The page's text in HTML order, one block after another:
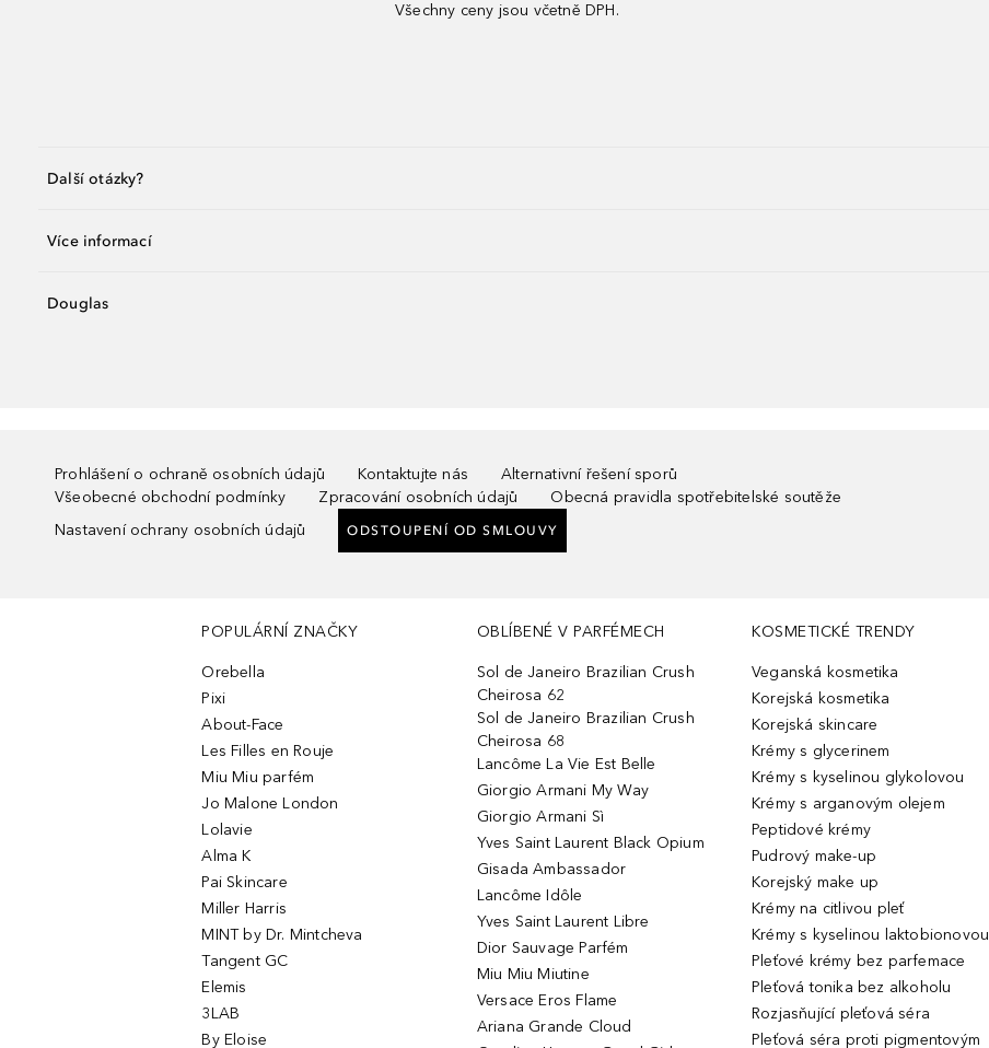
Všechny ceny jsou včetně DPH.
Další otázky?
Více informací
Douglas
Prohlášení o ochraně osobních údajů Kontaktujte nás
Alternativní řešení sporů
Všeobecné obchodní podmínky
Zpracování osobních údajů
Obecná pravidla spotřebitelské soutěže
Nastavení ochrany osobních údajů
ODSTOUPENÍ OD SMLOUVY
POPULÁRNÍ ZNAČKY
Orebella
Pixi
About-Face
Les Filles en Rouje
Miu Miu parfém
Jo Malone London
Lolavie
Alma K
Pai Skincare
Miller Harris
MINT by Dr. Mintcheva
Tangent GC
Elemis
3LAB
By Eloise
OBLÍBENÉ V PARFÉMECH
Sol de Janeiro Brazilian Crush
Cheirosa 62
Sol de Janeiro Brazilian Crush
Cheirosa 68
Lancôme La Vie Est Belle
Giorgio Armani My Way
Giorgio Armani Sì
Yves Saint Laurent Black Opium
Gisada Ambassador
Lancôme Idôle
Yves Saint Laurent Libre
Dior Sauvage Parfém
Miu Miu Miutine
Versace Eros Flame
Ariana Grande Cloud
KOSMETICKÉ TRENDY
Veganská kosmetika
Korejská kosmetika
Korejská skincare
Krémy s glycerinem
Krémy s kyselinou glykolovou
Krémy s arganovým olejem
Peptidové krémy
Pudrový make-up
Korejský make up
Krémy na citlivou pleť
Krémy s kyselinou laktobionovou
Pleťové krémy bez parfemace
Pleťová tonika bez alkoholu
Rozjasňující pleťová séra
Pleťová séra proti pigmentovým